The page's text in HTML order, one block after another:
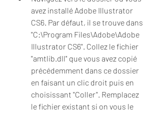
avez installé Adobe Illustrator
CS6. Par défaut, il se trouve dans
"C:\Program Files\Adobe\Adobe
Illustrator CS6". Collez le fichier
"amtlib.dll" que vous avez copié
précédemment dans ce dossier
en faisant un clic droit puis en
choisissant "Coller". Remplacez
le fichier existant si on vous le